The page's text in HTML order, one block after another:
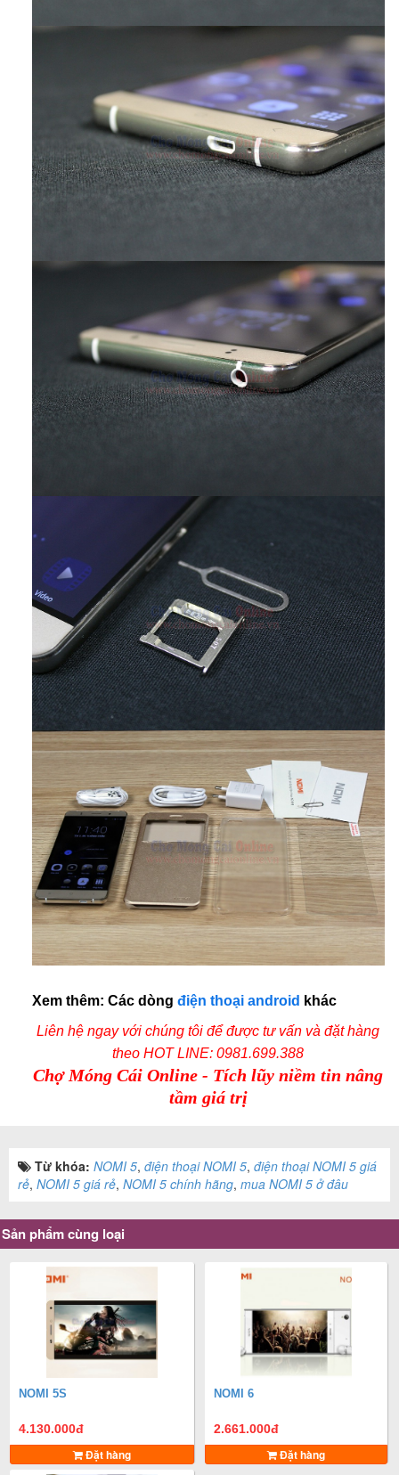
Xem thêm: Các dòngđiện thoại android khác
Liên hệ ngay với chúng tôi để được tư vấn và đặt hàng
theoHOT LINE: 0981.699.388
Chợ Móng Cái Online - Tích lũy niềm tin nâng
tầm giá trị
Từ khóa: NOMI 5, điện thoại NOMI 5, điện thoại NOMI 5 giá
rẻ, NOMI 5 giá rẻ, NOMI 5 chính hãng, mua NOMI 5 ở đâu
Sản phẩm cùng loại
NOMI 5S
4.130.000đ
Đặt hàng
NOMI 6
2.661.000đ
Đặt hàng